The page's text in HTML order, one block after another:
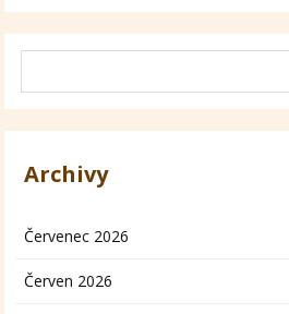
Archivy
Červenec 2026
Červen 2026